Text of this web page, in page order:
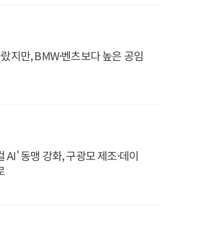
지만, BMW·벤츠보다 높은 공임
동맹 강화, 구광모 제조·데이